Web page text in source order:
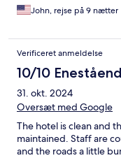
John, rejse på 9 nætter
Verificeret anmeldelse
10/10
31. okt. 2024
Oversæt med Google
The hotel is clean and
maintained. Staff are
and the roads a little